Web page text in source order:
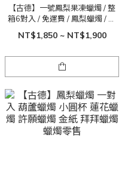
【古德】一號鳳梨果凍蠟燭 / 整
箱6對入 / 免運費 / 鳳梨蠟燭 / 果
凍蠟燭 / 點光明 / 光明燈
NT$1,850 ~ NT$1,900